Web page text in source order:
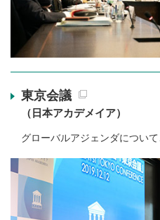
東京会議
（日本アカデメイア）
グローバルアジェンダについ